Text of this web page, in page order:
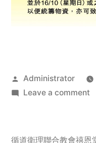
Posted
by
Administrator
Leave a commenton
循道衛理聯合教會禧恩